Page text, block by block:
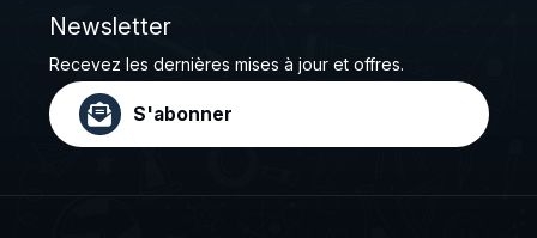
Newsletter
Recevez les dernières mises à jour et offres.
S'abonner